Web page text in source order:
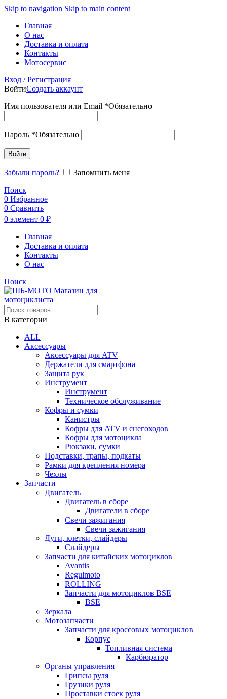
Skip to navigation Skip to main content
Главная
О нас
Доставка и оплата
Контакты
Мотосервис
Вход / Регистрация
ВойтиСоздать аккаунт
Имя пользователя или Email *Обязательно
Пароль *Обязательно
Войти
Забыли пароль?
Запомнить меня
Поиск
0 Избранное
0 Сравнить
0 элемент 0 ₽
Главная
Доставка и оплата
Контакты
О нас
Поиск
В категории
ALL
Аксессуары
Аксессуары для ATV
Держатели для смартфона
Защита рук
Инструмент
Инструмент
Техническое обслуживание
Кофры и сумки
Канистры
Кофры для ATV и снегоходов
Кофры для мотоцикла
Рюкзаки, сумки
Подставки, трапы, подкаты
Рамки для крепления номера
Чехлы
Запчасти
Двигатель
Двигатель в сборе
Двигатели в сборе
Свечи зажигания
Свечи зажигания
Дуги, клетки, слайдеры
Слайдеры
Запчасти для китайских мотоциклов
Avantis
Regulmoto
ROLLING
Запчасти для мотоциклов BSE
BSE
Зеркала
Мотозапчасти
Запчасти для кроссовых мотоциклов
Корпус
Топливная система
Карбюратор
Органы управления
Грипсы руля
Грузики руля
Проставки стоек руля